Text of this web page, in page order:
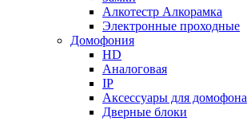
Алкотестр Алкорамка
Электронные проходные
Домофония
HD
Аналоговая
IP
Аксессуары для домофона
Дверные блоки